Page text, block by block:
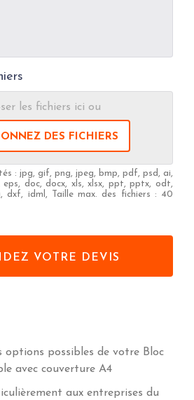
les fichiers ici ou
DES FICHIERS
: jpg, gif, png, jpeg, bmp, pdf, psd, ai,
doc, docx, xls, xlsx, ppt, pptx, odt,
idml, Taille max. des fichiers : 40
options possibles de votre Bloc
avec couverture A4
aux entreprises du